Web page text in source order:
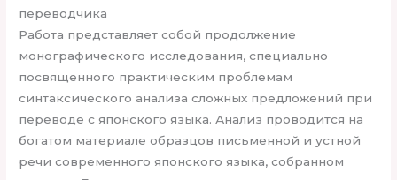
переводчика
Работа представляет собой продолжение
монографического исследования, специально
посвященного практическим проблемам
синтаксического анализа сложных предложений при
переводе с японского языка. Анализ проводится на
богатом материале образцов письменной и устной
речи современного японского языка, собранном